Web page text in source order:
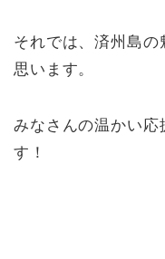
それでは、済州島の
思います。
みなさんの温かい応
す！